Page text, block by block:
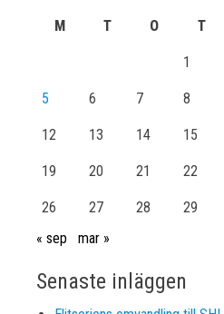
M
T O T
1
5 6 7 8
12 13 14 15
19 20 21 22
26 27 28
29
« sep
mar »
Senaste inläggen